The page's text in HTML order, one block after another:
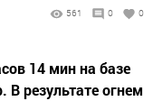
561 0 0
14 мин на базе
результате огнем